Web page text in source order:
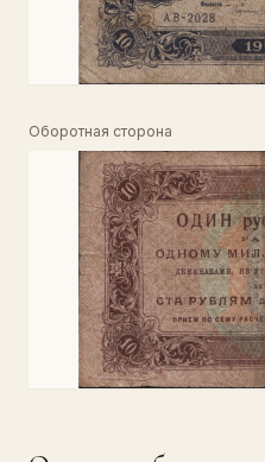
Оборотная сторона